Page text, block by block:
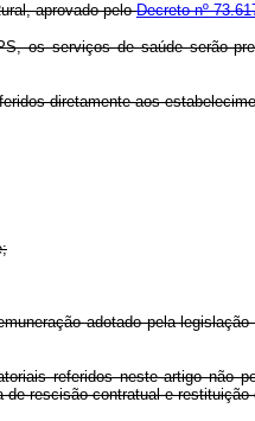
aprovado peloDecreto nº
os serviços de saúde serão
diretamente aos
adotado pela
referidos neste artigo não
rescisão contratual e